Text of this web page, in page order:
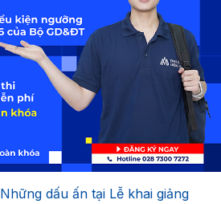
Những dấu ấn tại Lễ khai giảng